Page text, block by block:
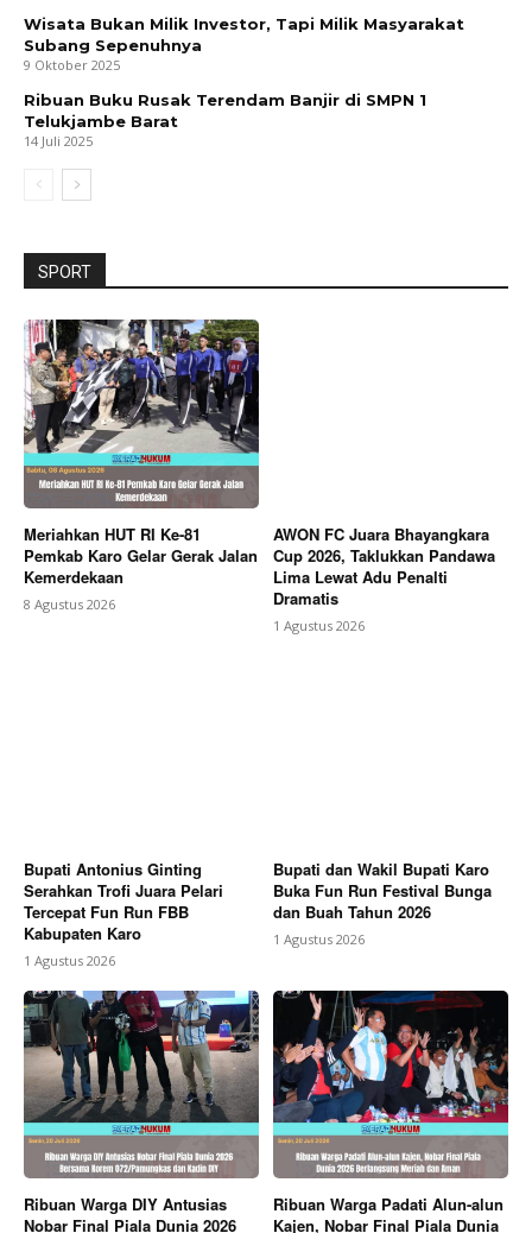
Wisata Bukan Milik Investor, Tapi Milik Masyarakat
Subang Sepenuhnya
9 Oktober 2025
Ribuan Buku Rusak Terendam Banjir di SMPN 1
Telukjambe Barat
14 Juli 2025
SPORT
Meriahkan HUT RI Ke-81
Pemkab Karo Gelar Gerak Jalan
Kemerdekaan
8 Agustus 2026
AWON FC Juara Bhayangkara
Cup 2026, Taklukkan Pandawa
Lima Lewat Adu Penalti
Dramatis
1 Agustus 2026
Bupati Antonius Ginting
Serahkan Trofi Juara Pelari
Tercepat Fun Run FBB
Kabupaten Karo
1 Agustus 2026
Bupati dan Wakil Bupati Karo
Buka Fun Run Festival Bunga
dan Buah Tahun 2026
1 Agustus 2026
Ribuan Warga DIY Antusias
Nobar Final Piala Dunia 2026
Ribuan Warga Padati Alun-alun
Kajen, Nobar Final Piala Dunia